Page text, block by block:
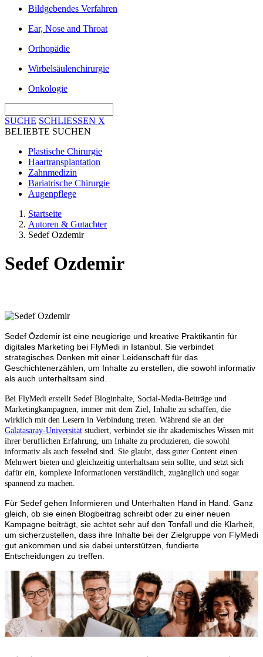
Bildgebendes Verfahren
Ear, Nose and Throat
Orthopädie
Wirbelsäulenchirurgie
Onkologie
SUCHE SCHLIESSEN X
BELIEBTE SUCHEN
Plastische Chirurgie
Haartransplantation
Zahnmedizin
Bariatrische Chirurgie
Augenpflege
Startseite
Autoren & Gutachter
Sedef Ozdemir
Sedef Ozdemir
Sedef Özdemir ist eine neugierige und kreative Praktikantin für
digitales Marketing bei FlyMedi in Istanbul. Sie verbindet
strategisches Denken mit einer Leidenschaft für das
Geschichtenerzählen, um Inhalte zu erstellen, die sowohl informativ
als auch unterhaltsam sind.
Bei FlyMedi erstellt Sedef Bloginhalte, Social-Media-Beiträge und
Marketingkampagnen, immer mit dem Ziel, Inhalte zu schaffen, die
wirklich mit den Lesern in Verbindung treten. Während sie an der
Galatasaray-Universität studiert, verbindet sie ihr akademisches Wissen mit
ihrer beruflichen Erfahrung, um Inhalte zu produzieren, die sowohl
informativ als auch fesselnd sind. Sie glaubt, dass guter Content einen
Mehrwert bieten und gleichzeitig unterhaltsam sein sollte, und setzt sich
dafür ein, komplexe Informationen verständlich, zugänglich und sogar
spannend zu machen.
Für Sedef gehen Informieren und Unterhalten Hand in Hand. Ganz
gleich, ob sie einen Blogbeitrag schreibt oder zu einer neuen
Kampagne beiträgt, sie achtet sehr auf den Tonfall und die Klarheit,
um sicherzustellen, dass ihre Inhalte bei der Zielgruppe von FlyMedi
gut ankommen und sie dabei unterstützen, fundierte
Entscheidungen zu treffen.